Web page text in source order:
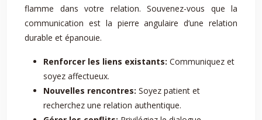
flamme dans votre relation. Souvenez-vous que la
communication est la pierre angulaire d’une relation
durable et épanouie.
Renforcer les liens existants: Communiquez et
soyez affectueux.
Nouvelles rencontres: Soyez patient et
recherchez une relation authentique.